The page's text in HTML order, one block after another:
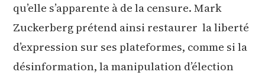
qu’elle s’apparente à de la censure. Mark
Zuckerberg prétend ainsi restaurer la liberté
d’expression sur ses plateformes, comme si la
désinformation, la manipulation d’élection